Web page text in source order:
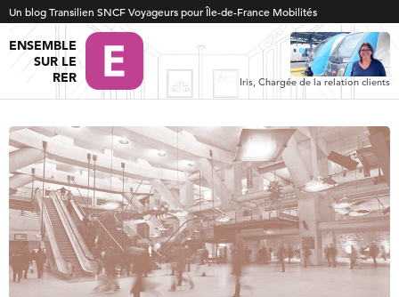
Un blog Transilien SNCF Voyageurs pour Île-de-France Mobilités
ENSEMBLE
SUR LE
RER
Iris, Chargée de la relation clients